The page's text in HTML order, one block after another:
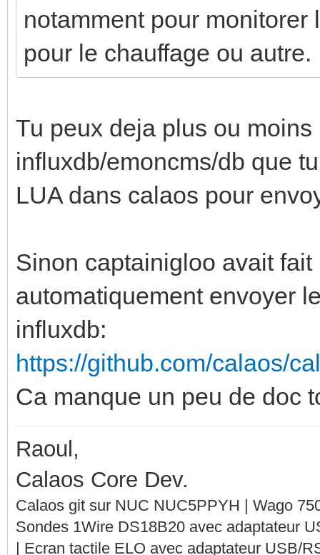
notamment pour
pour le chauffage ou autre.
Tu peux deja plus ou
influxdb/emoncms/db que
LUA dans calaos pour
Sinon captainigloo avait
automatiquement envoyer
influxdb:
https://github.com/calaos/
Ca manque un peu de doc
Raoul,
Calaos Core Dev.
Calaos git sur NUC NUC5PPYH | Wago
Sondes 1Wire DS18B20 avec adaptateur
| Ecran tactile ELO avec adaptateur USB/